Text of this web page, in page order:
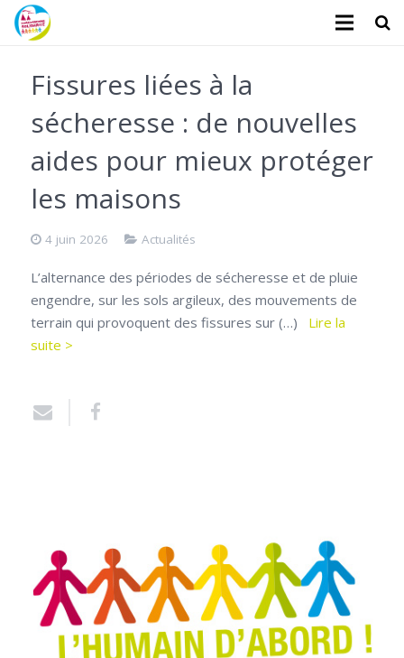
Logements
Santé
Divers
Actualités
Contact
Fissures liées à la
sécheresse : de nouvelles
aides pour mieux protéger
les maisons
4 juin 2026 Actualités
L’alternance des périodes de sécheresse et de pluie
engendre, sur les sols argileux, des mouvements de
terrain qui provoquent des fissures sur (…) Lire la
suite >